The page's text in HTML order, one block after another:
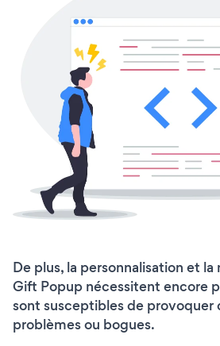
De plus, la personnalisation et la
Gift Popup nécessitent encore
sont susceptibles de provoquer
problèmes ou bogues.